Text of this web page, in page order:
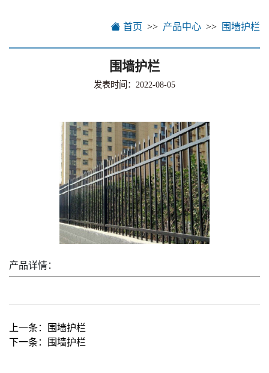
首页 产品中心 围墙护栏
围墙护栏
发表时间：2022-08-05
产品详情：
上一条：
围墙护栏
下一条：
围墙护栏